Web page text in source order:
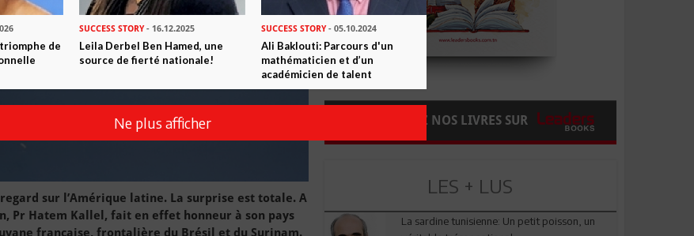
sur l’Amérique latine. La surprise est totale. A
Pr Hatem Kallel, fait en effet honneur à son pays
française, frontalière du Brésil et du Surinam.
COMMANDEZ NOS LIVRES SUR
LES + LUS
La sardine tunisienne: Un petit poisson, un
de
SUCCESS STORY- 16.12.2025
Leila Derbel Ben Hamed, une
source de fierté nationale!
SUCCESS STORY- 05.10.2024
Ali Baklouti: Parcours d'un
mathématicien et d’un
académicien de talent
Ne plus afficher